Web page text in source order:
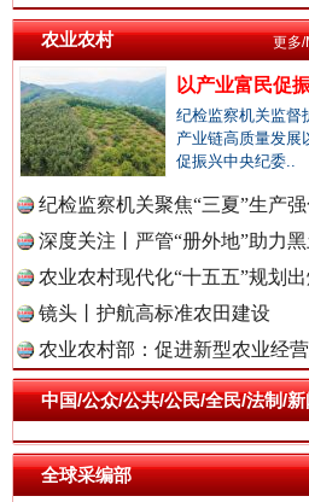
三年瞒报超千万 隐匿收入偷税
祁连巍巍树丰碑
农业农村
以产业富民促
纪检监察机关监督
产业链高质量发展
促振兴中央纪委..
纪检监察机关聚焦“三夏”生产强
深度关注丨严管“册外地”助力黑
农业农村现代化“十五五”规划
镜头丨护航高标准农田建设
农业农村部：促进新型农业经
更多/
中国/公众/公共/公民/全民/法制/
全球采编部